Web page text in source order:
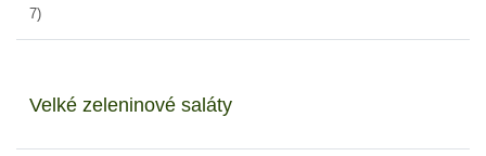
7)
Velké zeleninové saláty